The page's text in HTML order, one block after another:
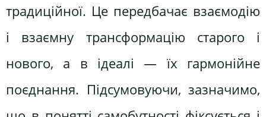
традиційної. Це передбачає взаємодію
і взаємну трансформацію старого і
нового, а в ідеалі — їх гармонійне
поєднання. Підсумовуючи, зазначимо,